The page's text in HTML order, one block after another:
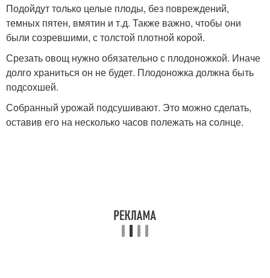
Подойдут только целые плоды, без повреждений,
темных пятен, вмятин и т.д. Также важно, чтобы они
были созревшими, с толстой плотной корой.
Срезать овощ нужно обязательно с плодоножкой. Иначе
долго храниться он не будет. Плодоножка должна быть
подсохшей.
Собранный урожай подсушивают. Это можно сделать,
оставив его на несколько часов полежать на солнце.